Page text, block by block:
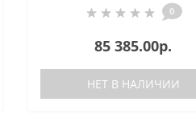
0
85 385.00р.
НЕТ В НАЛИЧИИ